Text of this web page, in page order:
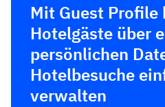
Mit Guest Profile
Hotelgäste über
persönlichen
Hotelbesuche
verwalten